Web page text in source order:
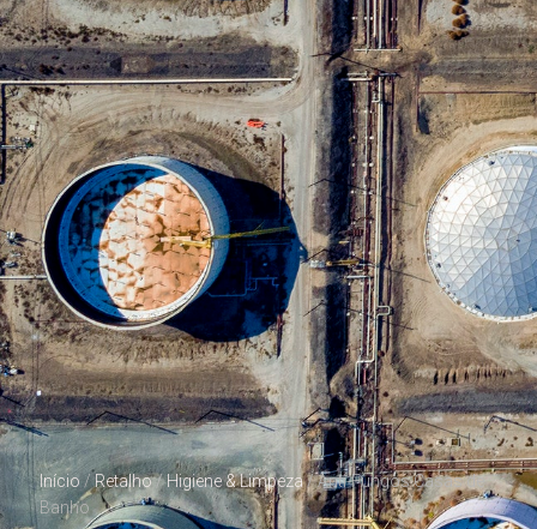
Início /Retalho/Higiene & Limpeza/ Anti-Fungos Casas de
Banho